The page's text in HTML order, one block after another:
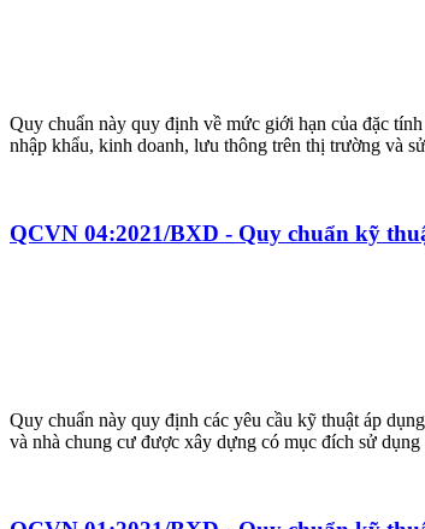
Quy chuẩn này quy định về mức giới hạn của đặc
nhập khẩu, kinh doanh, lưu thông trên thị trường và
QCVN 04:2021/BXD - Quy chuẩn kỹ
Quy chuẩn này quy định các yêu cầu kỹ thuật áp
và nhà chung cư được xây dựng có mục đích sử dụng